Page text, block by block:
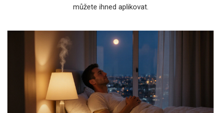
můžete ihned aplikovat.